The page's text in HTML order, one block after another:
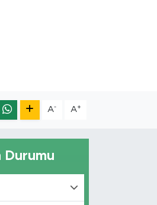
A- A+
Durumu